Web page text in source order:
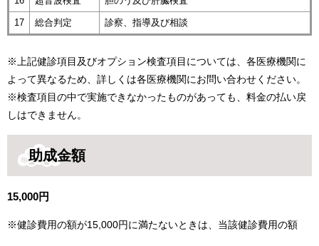
17 総合判定 診察、指導及び相談
※上記健診項目及びオプション検査項目については、各医療機関に
よって異なるため、詳しくは各医療機関にお問い合わせください。
※検査項目の中で実施できなかったものがあっても、料金の払い戻
しはできません。
助成金額
15,000円
※健診費用の額が15,000円に満たないときは、当該健診費用の額